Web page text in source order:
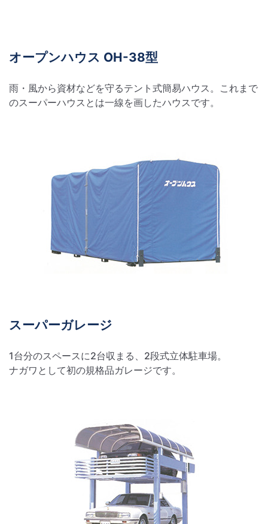
オープンハウス OH-38型
雨・風から資材などを守るテント式簡易ハウス。これまで
のスーパーハウスとは一線を画したハウスです。
スーパーガレージ
1台分のスペースに2台収まる、2段式立体駐車場。
ナガワとして初の規格品ガレージです。